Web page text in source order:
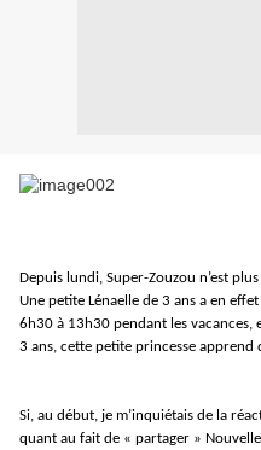
Depuis lundi, Super-Zouzou n’est
Une petite Lénaelle de 3 ans a en
6h30 à 13h30 pendant les vacances,
3 ans, cette petite princesse apprend
Si, au début, je m’inquiétais de la
quant au fait de « partager »